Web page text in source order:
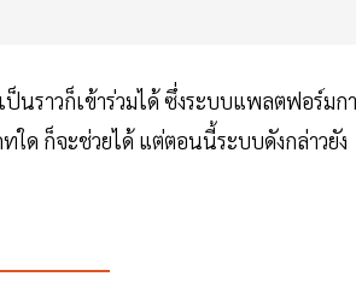
ป็นราวก็เข้าร่วมได้ ซึ่งระบบแพลตฟอร์มก
ด ก็จะช่วยได้ แต่ตอนนี้ระบบดังกล่าวยัง